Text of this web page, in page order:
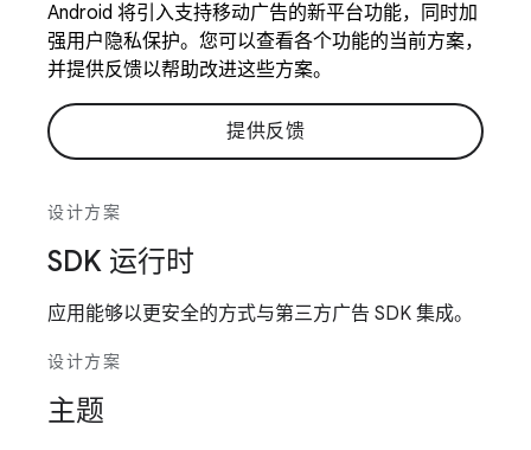
Android 将引入支持移动广告的新平台功能，同时加
强用户隐私保护。您可以查看各个功能的当前方案，
并提供反馈以帮助改进这些方案。
提供反馈
设计方案
SDK 运行时
应用能够以更安全的方式与第三方广告 SDK 集成。
设计方案
主题